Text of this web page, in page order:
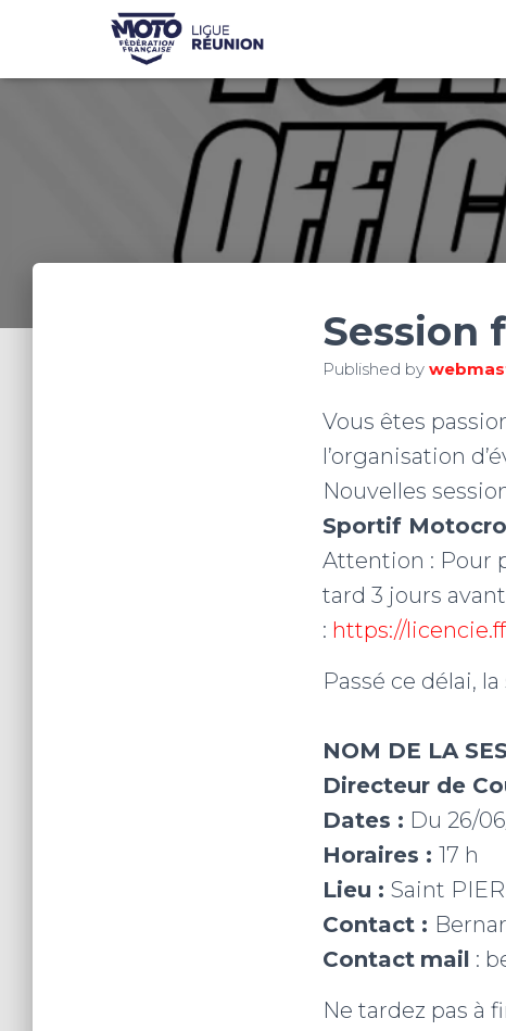
Session
Published by
Vous êtes
l’organisation
Nouvelles
Sportif
Attention : Pour
tard 3 jours
: https://
Passé ce délai,
NOM DE LA
Directeur de
Dates : Du 26/
Horaires : 17 h
Lieu : Saint
Contact :
Contact mail :
Ne tardez pas à